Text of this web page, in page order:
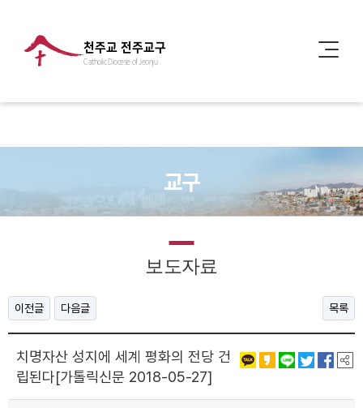
천주교 전주교구
Catholic Diocese of Jeonju
교구
보도자료
이전글 다음글 목록
치명자산 성지에 세계 평화의 전당 건
립된다[가톨릭신문 2018-05-27]